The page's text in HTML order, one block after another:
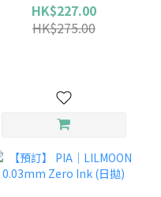
HK$227.00
HK$275.00